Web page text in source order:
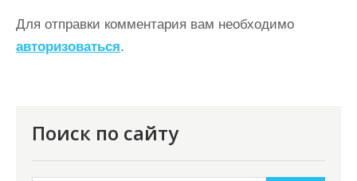
Для отправки комментария вам необходимо
авторизоваться.
Поиск по сайту